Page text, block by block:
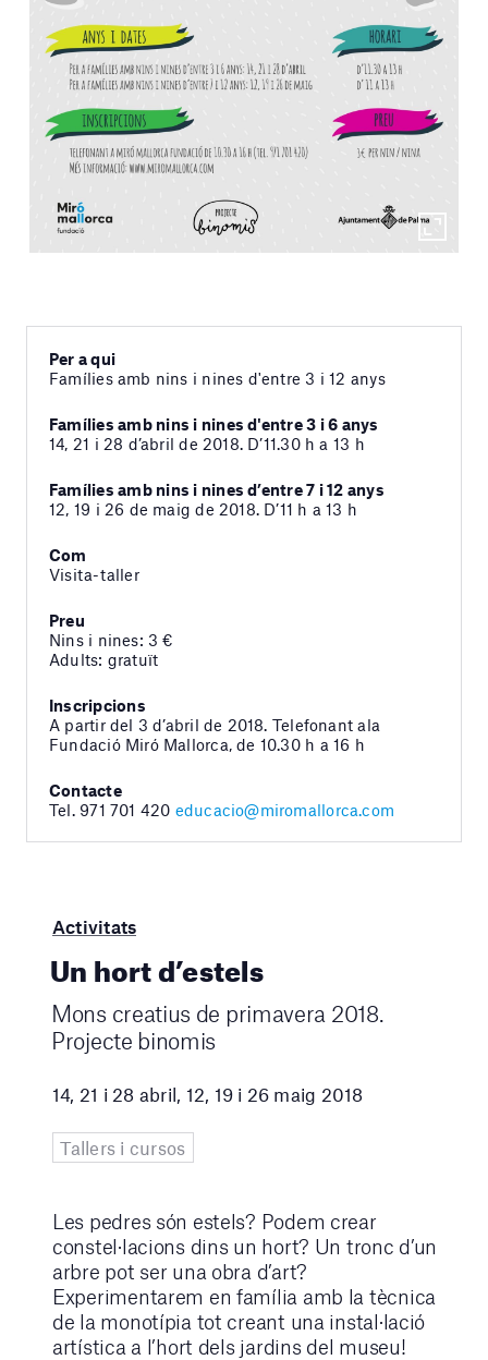
Per a qui
Famílies amb nins i nines d'entre 3 i 12 anys
Famílies amb nins i nines d'entre 3 i 6 anys
14, 21 i 28 d’abril de 2018. D’11.30 h a 13 h
Famílies amb nins i nines d’entre 7 i 12 anys
12, 19 i 26 de maig de 2018. D’11 h a 13 h
Com
Visita-taller
Preu
Nins i nines: 3 €
Adults: gratuït
Inscripcions
A partir del 3 d’abril de 2018. Telefonant ala
Fundació Miró Mallorca, de 10.30 h a 16 h
Contacte
Tel. 971 701 420 educacio@miromallorca.com
Activitats
Un hort d’estels
Mons creatius de primavera 2018.
Projecte binomis
14, 21 i 28 abril, 12, 19 i 26 maig 2018
Tallers i cursos
Les pedres són estels? Podem crear
constel·lacions dins un hort? Un tronc d’un
arbre pot ser una obra d’art?
Experimentarem en família amb la tècnica
de la monotípia tot creant una instal·lació
artística a l’hort dels jardins del museu!